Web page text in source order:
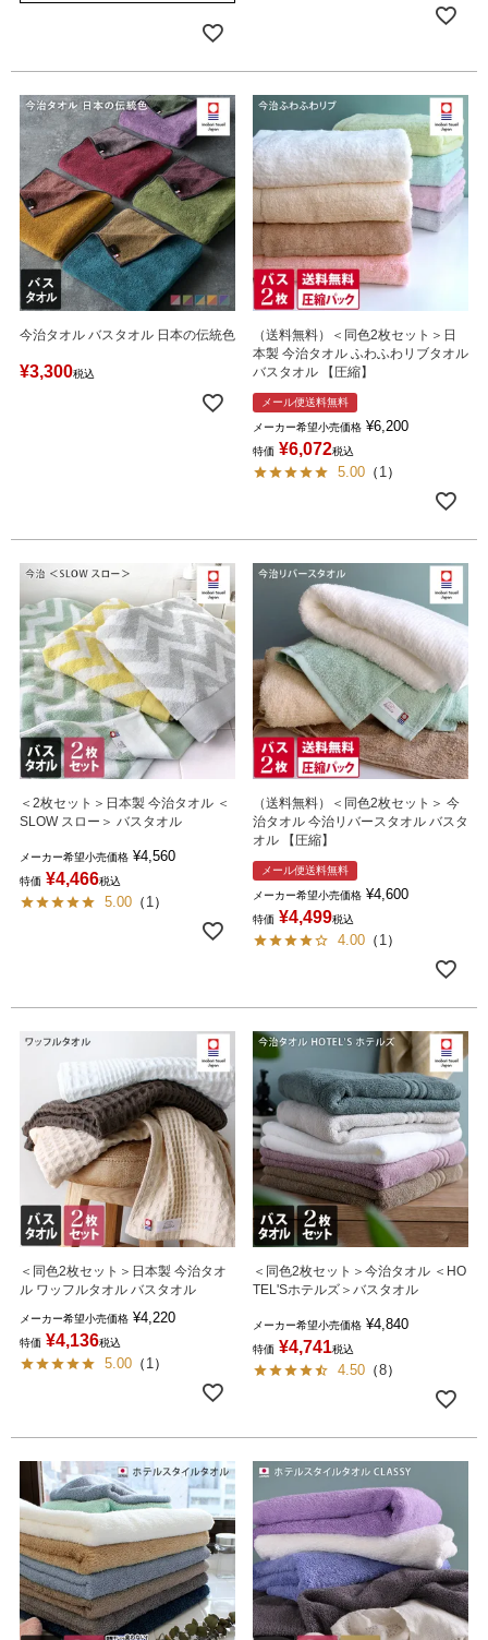
今治タオル バスタオル 日本の伝統色
¥3,300税込
（送料無料）＜同色2枚セット＞日
本製 今治タオル ふわふわリブタオル
バスタオル 【圧縮】
メール便送料無料
メーカー希望小売価格 ¥6,200
特価 ¥6,072税込
5.00 （ 1 ）
＜2枚セット＞日本製 今治タオル ＜
SLOW スロー＞ バスタオル
メーカー希望小売価格 ¥4,560
特価 ¥4,466税込
5.00 （ 1 ）
（送料無料）＜同色2枚セット＞ 今
治タオル 今治リバースタオル バスタ
オル 【圧縮】
メール便送料無料
メーカー希望小売価格 ¥4,600
特価 ¥4,499税込
4.00 （ 1 ）
＜同色2枚セット＞日本製 今治タオ
ル ワッフルタオル バスタオル
メーカー希望小売価格 ¥4,220
特価 ¥4,136税込
5.00 （ 1 ）
＜同色2枚セット＞今治タオル ＜HO
TEL'Sホテルズ＞バスタオル
メーカー希望小売価格 ¥4,840
特価 ¥4,741税込
4.50 （8）